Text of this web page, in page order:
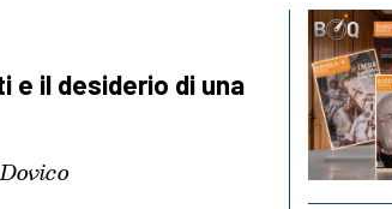
e il desiderio di una